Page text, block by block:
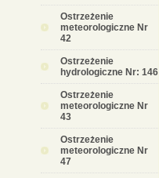
Ostrzeżenie
meteorologiczne Nr
42
Ostrzeżenie
hydrologiczne Nr: 146
Ostrzeżenie
meteorologiczne Nr
43
Ostrzeżenie
meteorologiczne Nr
47